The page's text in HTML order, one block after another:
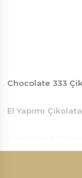
Chocolate 333
El Yapımı Çikolata
Chocolate 333'ün
kaliteli